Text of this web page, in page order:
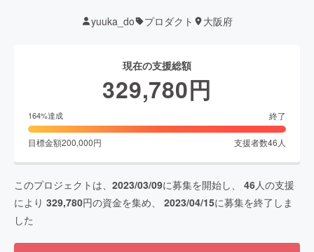
yuuka_do プロダクト 大阪府
現在の支援総額
329,780円
164%達成 終了
目標金額200,000円 支援者数46 人
このプロジェクトは、 2023/03/09に募集を開始し、 46人の支援
により 329,780円の資金を集め、 2023/04/15に募集を終了しま
した